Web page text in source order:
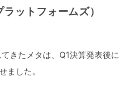
ットフォームズ）
きたメタは、Q1決算発表後に
ました。